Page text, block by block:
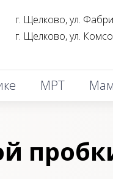
г. Щелково, ул.
г. Щелково, ул.
МРТ